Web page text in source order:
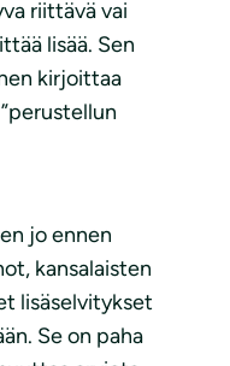
riittävä vai
lisää. Sen
kirjoittaa
jo ennen
kansalaisten
lisäselvitykset
Se on paha